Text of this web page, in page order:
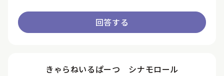
回答する
きゃらねいるぱーつ シナモロール